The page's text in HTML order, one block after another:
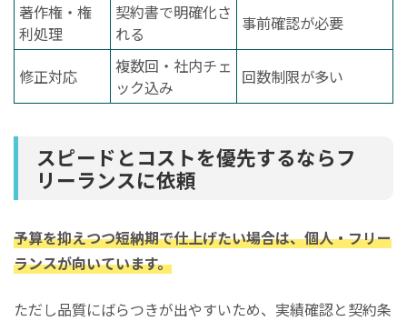
著作権・権
利処理
契約書で明確化さ
れる
事前確認が必要
修正対応
複数回・社内チェ
ック込み
回数制限が多い
スピードとコストを優先するならフ
リーランスに依頼
予算を抑えつつ短納期で仕上げたい場合は、個人・フリー
ランスが向いています。
ただし品質にばらつきが出やすいため、実績確認と契約条